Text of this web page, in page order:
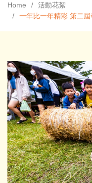
Home
活動花絮
一年比一年精彩 第二